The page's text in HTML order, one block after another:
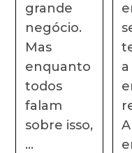
grande
negócio.
Mas
enquanto
todos
falam
sobre isso,
…
A